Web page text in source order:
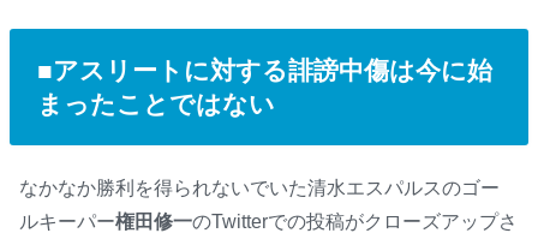
■アスリートに対する誹謗中傷は今に始
まったことではない
なかなか勝利を得られないでいた清水エスパルスのゴー
ルキーパー権田修一のTwitterでの投稿がクローズアップさ